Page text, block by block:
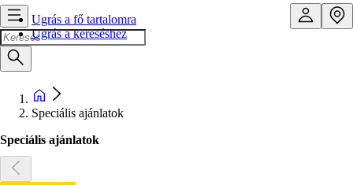
Ugrás a fő tartalomra
Ugrás a kereséshez
Speciális ajánlatok
Speciális ajánlatok